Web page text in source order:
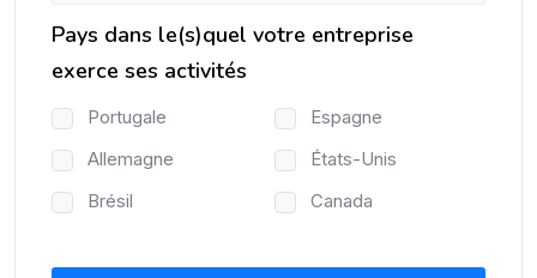
Pays dans le(s)quel votre entreprise
exerce ses activités
Portugale
Espagne
Allemagne
États-Unis
Brésil
Canada